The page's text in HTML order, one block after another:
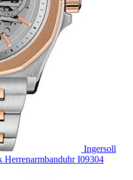
Ingersoll
I09304